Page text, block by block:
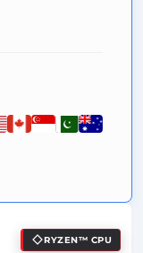
RYZEN™ CPU